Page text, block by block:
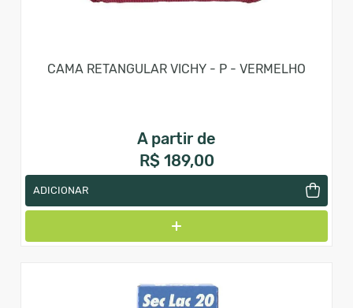
CAMA RETANGULAR VICHY - P - VERMELHO
A partir de
R$ 189,00
ADICIONAR